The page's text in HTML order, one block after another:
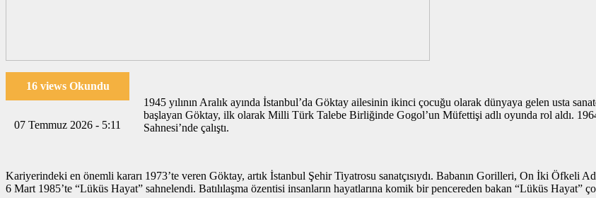
16 views Okundu
07 Temmuz 2026 - 5:11
1945 yılının Aralık ayında İstanbul’da Göktay ailesinin ikinci çocuğu olarak dünyaya gelen usta
başlayan Göktay, ilk olarak Milli Türk Talebe Birliğinde Gogol’un Müfettişi adlı oyunda rol aldı.
Sahnesi’nde çalıştı.
Kariyerindeki en önemli kararı 1973’te veren Göktay, artık İstanbul Şehir Tiyatrosu sanatçısıydı. Babanın Gorilleri, On İki Öfkeli
6 Mart 1985’te “Lüküs Hayat” sahnelendi. Batılılaşma özentisi insanların hayatlarına komik bir pencereden bakan “Lüküs Hayat”